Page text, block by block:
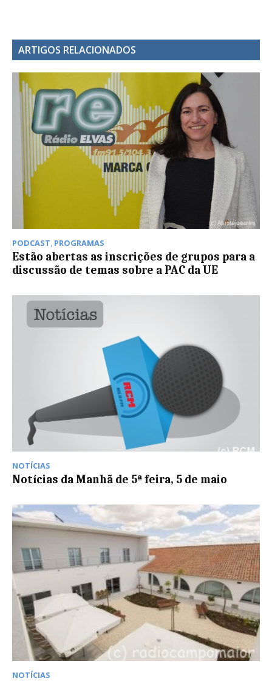
ARTIGOS RELACIONADOS
PODCAST, PROGRAMAS
Estão abertas as inscrições de grupos para a
discussão de temas sobre a PAC da UE
NOTÍCIAS
Notícias da Manhã de 5ª feira, 5 de maio
NOTÍCIAS